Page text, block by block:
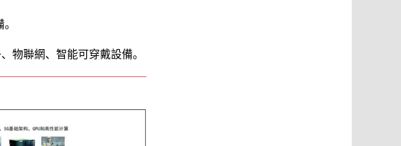
物聯網、智能可穿戴設備。